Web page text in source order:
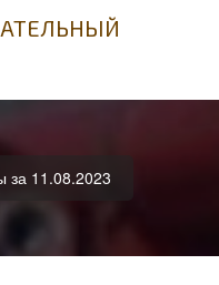
за 11.08.2023